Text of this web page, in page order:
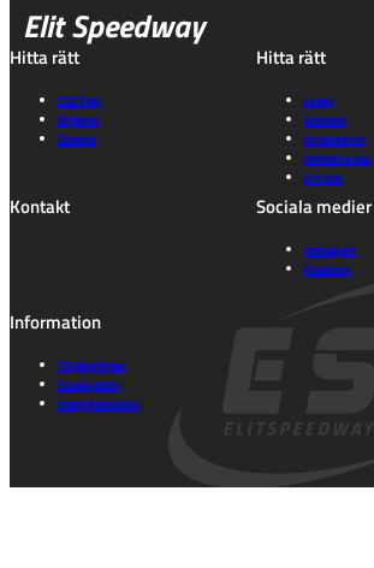
Elit Speedway
Hitta rätt
ESS Play
Biljetter
Schema
Hitta rätt
Lagen
Statistik
Nyhetsarkiv
Kontakta oss
Om oss
Kontakt Sociala medier
Instagram
Facebook
Information
Tillgänglighet
Cookie policy
Integritetspolicy